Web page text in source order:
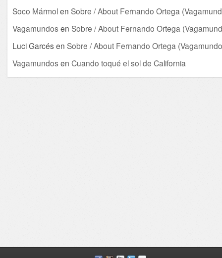
Soco Mármolen Sobre / About Fernando Ortega
Vagamundos en Sobre / About Fernando Ortega
Luci Garcés en Sobre / About Fernando Ortega
Vagamundos en Cuando toqué el sol de California